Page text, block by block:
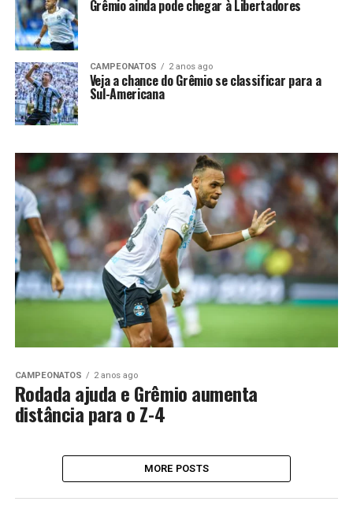
Grêmio ainda pode chegar à Libertadores
CAMPEONATOS 2 anos ago
Veja a chance do Grêmio se classificar para a
Sul-Americana
CAMPEONATOS 2 anos ago
Rodada ajuda e Grêmio aumenta
distância para o Z-4
MORE POSTS